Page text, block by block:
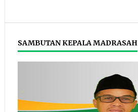
SAMBUTAN KEPALA MADRASAH